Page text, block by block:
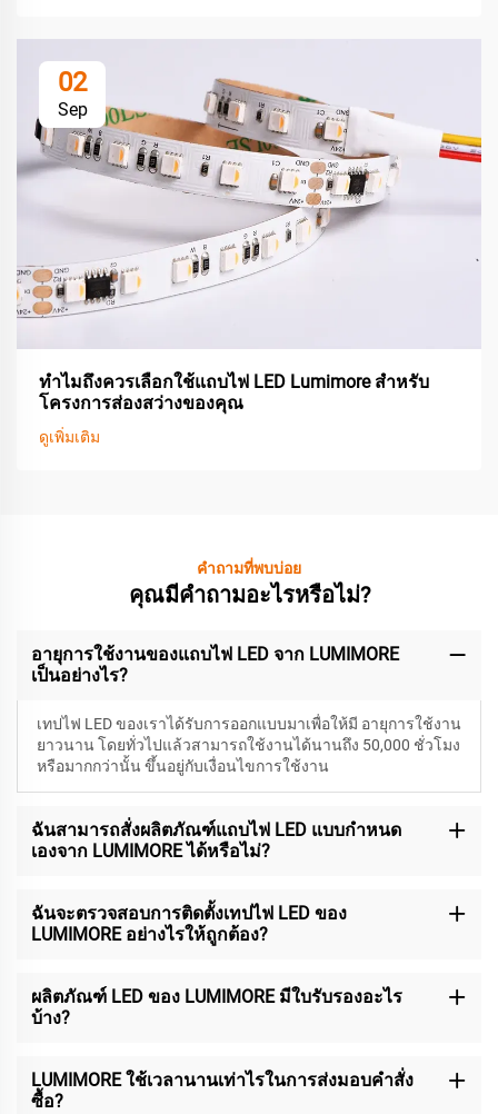
02
Sep
ทำไมถึงควรเลือกใช้แถบไฟ LED Lumimore สำหรับ
โครงการส่องสว่างของคุณ
ดูเพิ่มเติม
คำถามที่พบบ่อย
คุณมีคำถามอะไรหรือไม่?
อายุการใช้งานของแถบไฟ LED จาก LUMIMORE
เป็นอย่างไร?
เทปไฟ LED ของเราได้รับการออกแบบมาเพื่อให้มี อายุการใช้งาน
ยาวนาน โดยทั่วไปแล้วสามารถใช้งานได้นานถึง 50,000 ชั่วโมง
หรือมากกว่านั้น ขึ้นอยู่กับเงื่อนไขการใช้งาน
ฉันสามารถสั่งผลิตภัณฑ์แถบไฟ LED แบบกำหนด
เองจาก LUMIMORE ได้หรือไม่?
ฉันจะตรวจสอบการติดตั้งเทปไฟ LED ของ
LUMIMORE อย่างไรให้ถูกต้อง?
ผลิตภัณฑ์ LED ของ LUMIMORE มีใบรับรองอะไร
บ้าง?
LUMIMORE ใช้เวลานานเท่าไรในการส่งมอบคำสั่ง
ซื้อ?